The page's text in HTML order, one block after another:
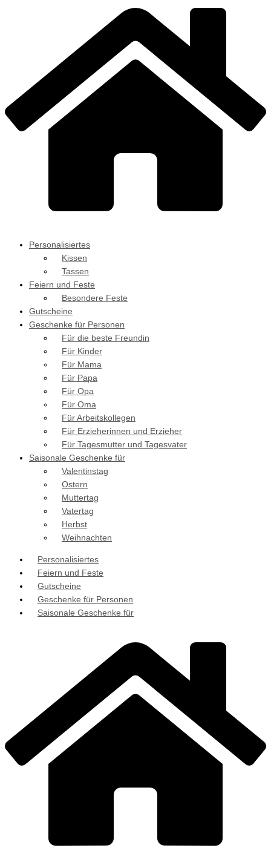
Personalisiertes
Kissen
Tassen
Feiern und Feste
Besondere Feste
Gutscheine
Geschenke für Personen
Für die beste Freundin
Für Kinder
Für Mama
Für Papa
Für Opa
Für Oma
Für Arbeitskollegen
Für Erzieherinnen und Erzieher
Für Tagesmutter und Tagesvater
Saisonale Geschenke für
Valentinstag
Ostern
Muttertag
Vatertag
Herbst
Weihnachten
Personalisiertes
Feiern und Feste
Gutscheine
Geschenke für Personen
Saisonale Geschenke für